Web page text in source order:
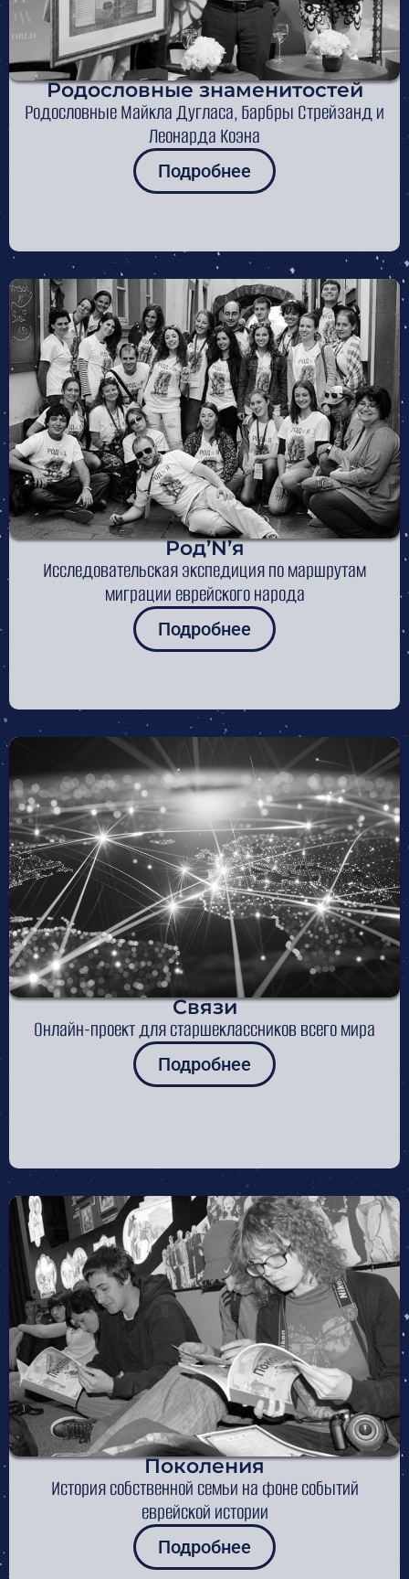
Родословные знаменитостей
Родословные Майкла Дугласа, Барбры Стрейзанд и
Леонарда Коэна
Подробнее
Род’N’я
Исследовательская экспедиция по маршрутам
миграции еврейского народа
Подробнее
Связи
Онлайн-проект для старшеклассников всего мира
Подробнее
Поколения
История собственной семьи на фоне событий
еврейской истории
Подробнее